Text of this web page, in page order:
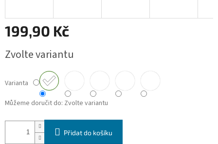
199,90 Kč
cena:
Zvolte variantu
Varianta
Můžeme doručit do: Zvolte variantu
Přidat do košíku